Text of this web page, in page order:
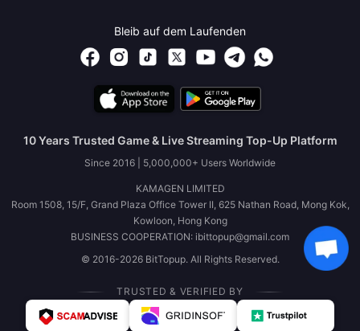
Bleib auf dem Laufenden
10 Years Trusted Game & Live Streaming Top-Up Platform
Since 2016 | 5,000,000+ Users Worldwide
KAMAGEN LIMITED
Room 1508, 15/F, Grand Plaza Office Tower II, 625 Nathan Road, Mong Kok,
Kowloon, Hong Kong
BUSINESS COOPERATION: ibittopup@gmail.com
© 2016-2026 BitTopup. All Rights Reserved.
TRUSTED & VERIFIED BY